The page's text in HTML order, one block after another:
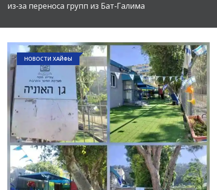
из‑за переноса групп из Бат‑Галима
НОВОСТИ ХАЙФЫ